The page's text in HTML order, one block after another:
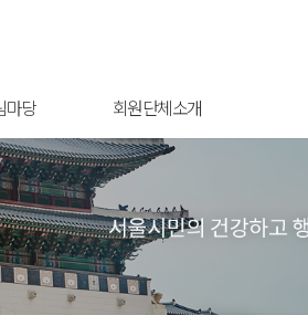
마당 회원단체소개